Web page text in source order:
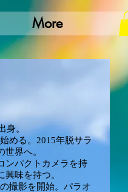
More
身。
める。2015年脱サラ
界へ。
ンパクトカメラを持
味を持つ。
撮影を開始。パラオ